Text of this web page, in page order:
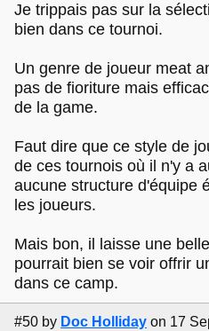
Je trippais pas sur la
bien dans ce tournoi.
Un genre de joueur meat
pas de fioriture mais
de la game.
Faut dire que ce style de
de ces tournois où il n'y a
aucune structure d'équipe
les joueurs.
Mais bon, il laisse une
pourrait bien se voir offrir
dans ce camp.
#50 by Doc Holliday on 17